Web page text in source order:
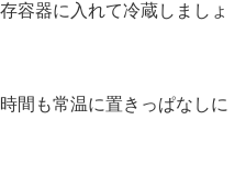
容器に入れて冷蔵しましょ
間も常温に置きっぱなしに